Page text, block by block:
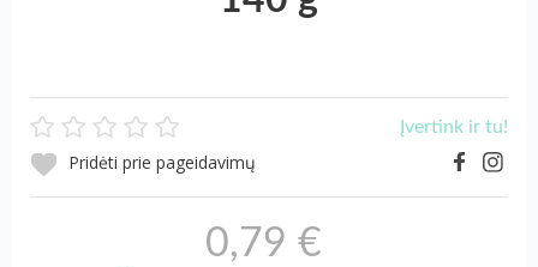
Įvertink ir tu!
Pridėti prie pageidavimų
0,79 €